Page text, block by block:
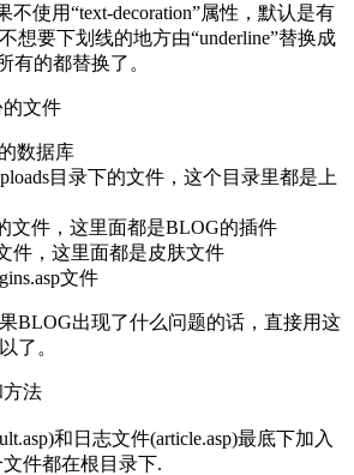
不使用“text-decoration”属性，默认是有
想要下划线的地方由“underline”替换成
有的都替换了。
文件
数据库
目录下的文件，这个目录里都是上
文件，这里面都是BLOG的插件
件，这里面都是皮肤文件
文件
BLOG出现了什么问题的话，直接用这
了。
方法
和日志文件(article.asp)最底下加入
件都在根目录下.